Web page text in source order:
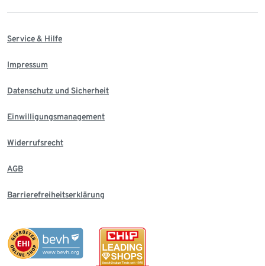
Service & Hilfe
Impressum
Datenschutz und Sicherheit
Einwilligungsmanagement
Widerrufsrecht
AGB
Barrierefreiheitserklärung